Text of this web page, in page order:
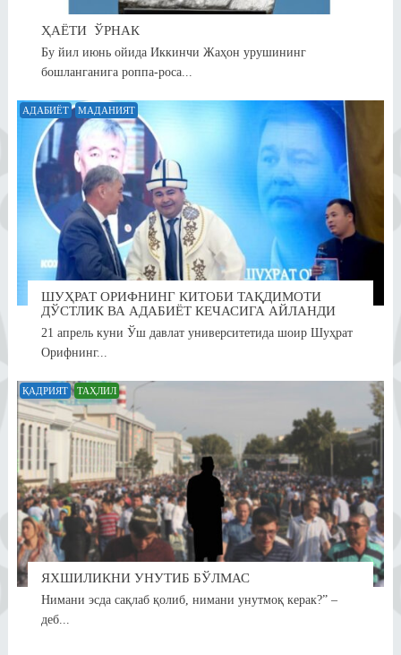
ҲАЁТИ ЎРНАК
Бу йил июнь ойида Иккинчи Жаҳон урушининг
бошланганига роппа-роса...
АДАБИЁТ МАДАНИЯТ
ШУҲРАТ ОРИФНИНГ КИТОБИ ТАҚДИМОТИ
ДЎСТЛИК ВА АДАБИЁТ КЕЧАСИГА АЙЛАНДИ
21 апрель куни Ўш давлат университетида шоир Шуҳрат
Орифнинг...
ҚАДРИЯТ ТАҲЛИЛ
ЯХШИЛИКНИ УНУТИБ БЎЛМАС
Нимани эсда сақлаб қолиб, нимани унутмоқ керак?” –
деб...